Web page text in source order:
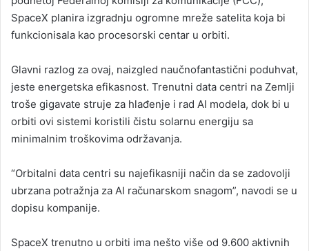
SpaceX planira izgradnju ogromne mreže satelita koja bi
funkcionisala kao procesorski centar u orbiti.
Glavni razlog za ovaj, naizgled naučnofantastični poduhvat,
jeste energetska efikasnost. Trenutni data centri na Zemlji
troše gigavate struje za hlađenje i rad AI modela, dok bi u
orbiti ovi sistemi koristili čistu solarnu energiju sa
minimalnim troškovima održavanja.
“Orbitalni data centri su najefikasniji način da se zadovolji
ubrzana potražnja za AI računarskom snagom”, navodi se u
dopisu kompanije.
SpaceX trenutno u orbiti ima nešto više od 9.600 aktivnih